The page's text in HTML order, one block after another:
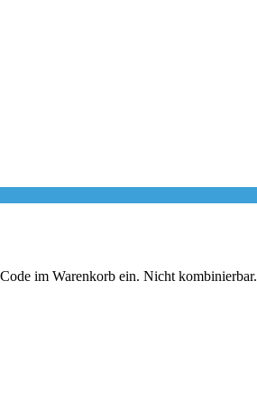
im Warenkorb ein. Nicht kombinierbar.